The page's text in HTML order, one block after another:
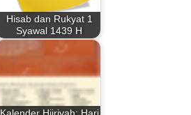
Hisab dan Rukyat 1
Syawal 1439 H